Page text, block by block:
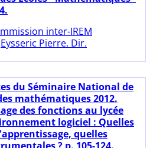
inter-IREM
Eysseric Pierre. Dir.
du Séminaire National de
mathématiques 2012.
des fonctions au lycée
logiciel : Quelles
quelles